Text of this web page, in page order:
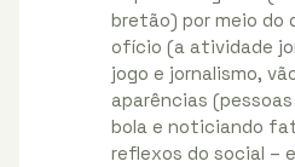
bretão) por meio do
ofício (a atividade
jogo e jornalismo,
aparências
bola e noticiando
reflexos do social –